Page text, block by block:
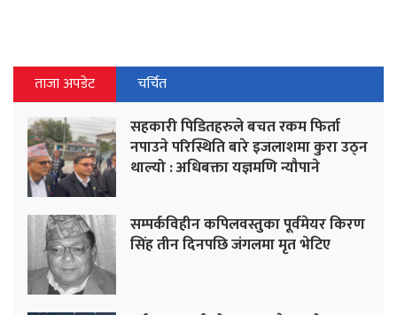
ताजा अपडेट चर्चित
सहकारी पिडितहरुले बचत रकम फिर्ता
नपाउने परिस्थिति बारे इजलाशमा कुरा उठ्न
थाल्यो : अधिबक्ता यज्ञमणि न्यौपाने
सम्पर्कविहीन कपिलवस्तुका पूर्वमेयर किरण
सिंह तीन दिनपछि जंगलमा मृत भेटिए